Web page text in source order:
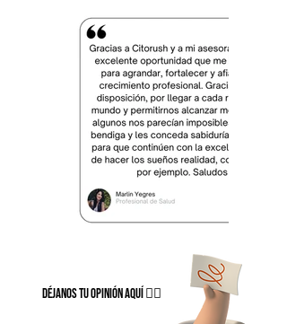
Déjanos tu opinión aquí 👉🏻